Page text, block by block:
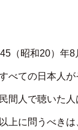
（昭和20）年8
べての日本人
間人で聴いた
上に問うべきは